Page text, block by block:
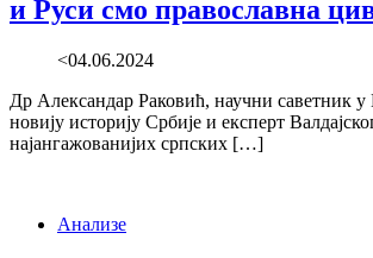
и Руси смо православна
<04.06.2024
Др Александар Раковић, научни саветник у
новију историју Србије и експерт
најангажованијих српских […]
Анализе